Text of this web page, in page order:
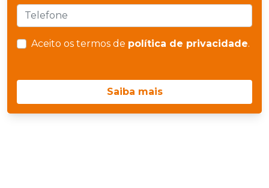
Aceito os termos de política de privacidade.
Saiba mais